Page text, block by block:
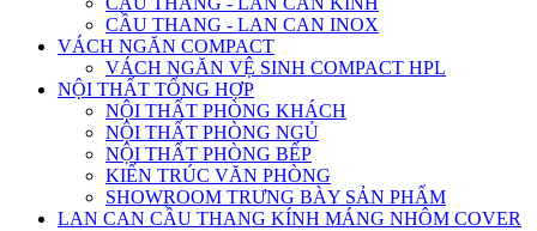
CẦU THANG - LAN CAN INOX
VÁCH NGĂN COMPACT
VÁCH NGĂN VỆ SINH COMPACT HPL
NỘI THẤT TỔNG HỢP
NỘI THẤT PHÒNG KHÁCH
NỘI THẤT PHÒNG NGỦ
NỘI THẤT PHÒNG BẾP
KIẾN TRÚC VĂN PHÒNG
SHOWROOM TRƯNG BÀY SẢN PHẨM
LAN CAN CẦU THANG KÍNH MÁNG NHÔM COVER